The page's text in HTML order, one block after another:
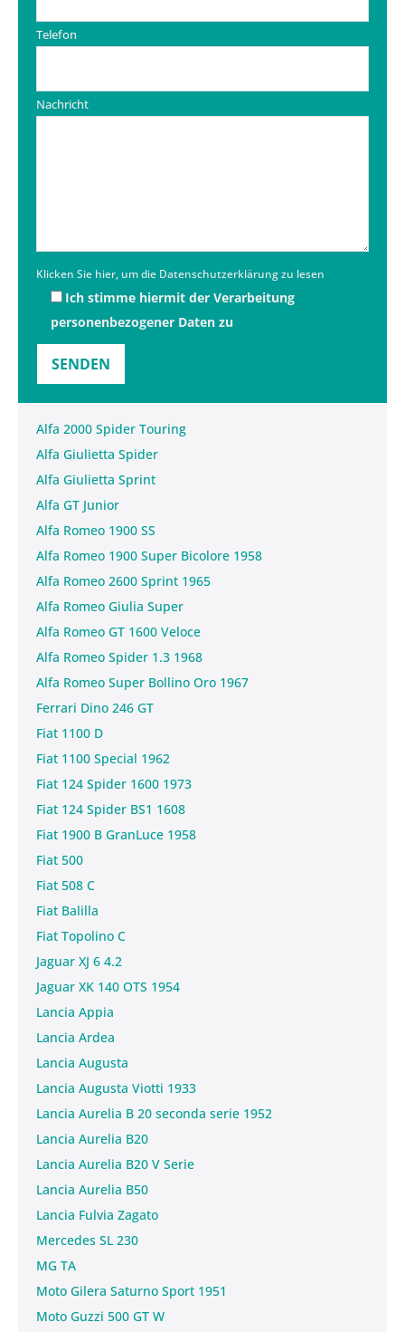
Telefon
Nachricht
Klicken Sie hier, um die Datenschutzerklärung zu lesen
Ich stimme hiermit der Verarbeitung
personenbezogener Daten zu
Alfa 2000 Spider Touring
Alfa Giulietta Spider
Alfa Giulietta Sprint
Alfa GT Junior
Alfa Romeo 1900 SS
Alfa Romeo 1900 Super Bicolore 1958
Alfa Romeo 2600 Sprint 1965
Alfa Romeo Giulia Super
Alfa Romeo GT 1600 Veloce
Alfa Romeo Spider 1.3 1968
Alfa Romeo Super Bollino Oro 1967
Ferrari Dino 246 GT
Fiat 1100 D
Fiat 1100 Special 1962
Fiat 124 Spider 1600 1973
Fiat 124 Spider BS1 1608
Fiat 1900 B GranLuce 1958
Fiat 500
Fiat 508 C
Fiat Balilla
Fiat Topolino C
Jaguar XJ 6 4.2
Jaguar XK 140 OTS 1954
Lancia Appia
Lancia Ardea
Lancia Augusta
Lancia Augusta Viotti 1933
Lancia Aurelia B 20 seconda serie 1952
Lancia Aurelia B20
Lancia Aurelia B20 V Serie
Lancia Aurelia B50
Lancia Fulvia Zagato
Mercedes SL 230
MG TA
Moto Gilera Saturno Sport 1951
Moto Guzzi 500 GT W